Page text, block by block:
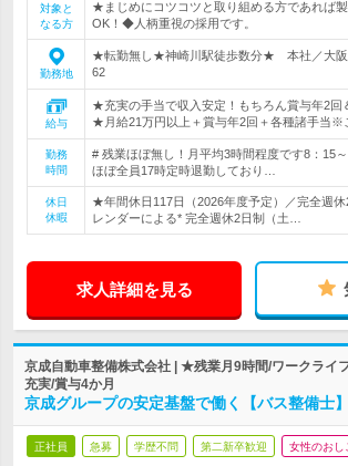
対象と
なる方
★まじめにコツコツと取り組める方であれば
OK！◆人柄重視の採用です。
勤務地
★転勤無し★神崎川駅徒歩数分★ 本社／大阪
62
給与
★充実の手当で収入安定！もちろん賞与年2回
★月給21万円以上＋賞与年2回＋各種諸手当※
勤務
時間
# 残業ほぼ無し！月平均3時間程度です8：15
ほぼ全員17時定時退勤しており…
休日
休暇
★年間休日117日（2026年度予定）／完全週
レンダーによる* 完全週休2日制（土…
求人詳細を見る
京成自動車整備株式会社 | ★残業月9時間/ワークライ
充実/賞与4か月
京成グループの安定基盤で働く【バス整備士
正社員 急募 学歴不問 第二新卒歓迎 女性のおし